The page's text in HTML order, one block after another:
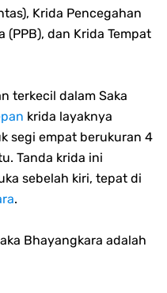
Krida Pencegahan
dan Krida Tempat
terkecil dalam Saka
krida layaknya
segi empat berukuran 4
Tanda krida ini
sebelah kiri, tepat di
.
Bhayangkara adalah